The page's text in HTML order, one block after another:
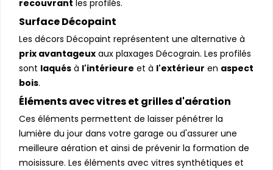
recouvrant les profilés.
Surface Décopaint
Les décors Décopaint représentent une alternative à
prix avantageux aux plaxages Décograin. Les profilés
sont laqués à l'intérieure et à l'extérieur en aspect
bois.
Éléments avec vitres et grilles d'aération
Ces éléments permettent de laisser pénétrer la
lumière du jour dans votre garage ou d'assurer une
meilleure aération et ainsi de prévenir la formation de
moisissure. Les éléments avec vitres synthétiques et